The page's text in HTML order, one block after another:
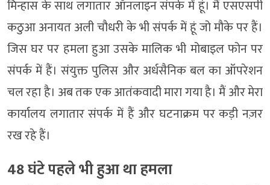
मिन्हास के साथ लगातार ऑनलाइन संपर्क में हूं। मैं एसएसपी
कठुआ अनायत अली चौधरी के भी संपर्क में हूं जो मौके पर हैं।
जिस घर पर हमला हुआ उसके मालिक भी मोबाइल फोन पर
संपर्क में हैं। संयुक्त पुलिस और अर्धसैनिक बल का ऑपरेशन
चल रहा है। अब तक एक आतंकवादी मारा गया है। मैं और मेरा
कार्यालय लगातार संपर्क में हैं और घटनाक्रम पर कड़ी नज़र
रख रहे हैं।
48 घंटे पहले भी हुआ था हमला